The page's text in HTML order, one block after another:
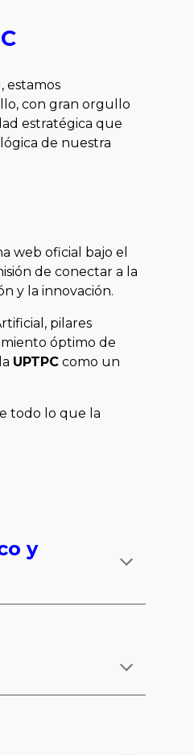
estamos
con gran orgullo
estratégica que
de nuestra
web oficial bajo el
de conectar a la
y la innovación.
pilares
óptimo de
UPTPC como un
todo lo que la
y